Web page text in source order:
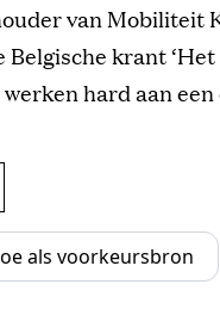
van Mobiliteit
Belgische krant
werken hard aan
als voorkeursbron